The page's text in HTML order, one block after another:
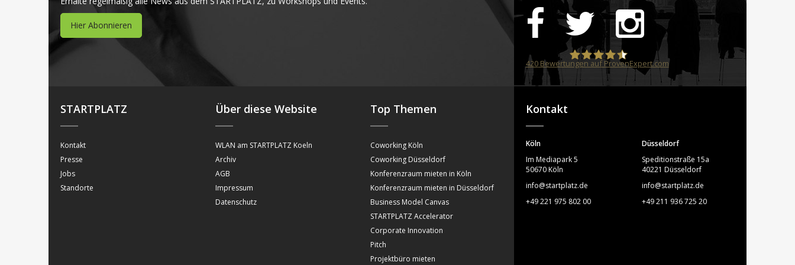
Hier Abonnieren
STARTPLATZ
420Bewertungen auf ProvenExpert.com
STARTPLATZ
Kontakt
Presse
Jobs
Standorte
Über diese Website
WLAN am STARTPLATZ Koeln
Archiv
AGB
Impressum
Datenschutz
Top Themen
Coworking Köln
Coworking Düsseldorf
Konferenzraum mieten in Köln
Konferenzraum mieten in Düsseldorf
Business Model Canvas
STARTPLATZ Accelerator
Corporate Innovation
Pitch
Projektbüro mieten
Kontakt
Köln
Im Mediapark 5
50670 Köln
info@startplatz.de
+49 221 975 802 00
Düsseldorf
Speditionstraße 15a
40221 Düsseldorf
info@startplatz.de
+49 211 936 725 20